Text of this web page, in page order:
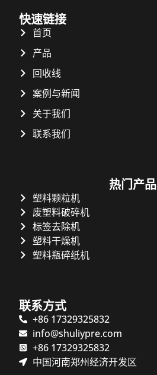
快速链接
首页
产品
回收线
案例与新闻
关于我们
联系我们
热门产品
塑料颗粒机
废塑料破碎机
标签去除机
塑料干燥机
塑料瓶碎纸机
联系方式
+86 17329325832
info@shuliypre.com
+86 17329325832
中国河南郑州经济开发区